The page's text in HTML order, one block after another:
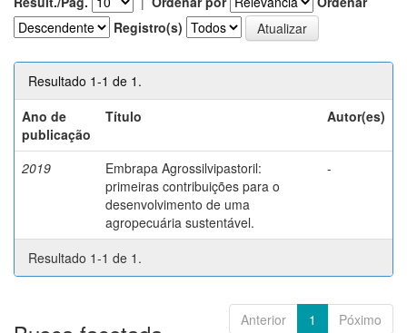
Registro(s)
Resultado 1-1 de 1.
Ano de
publicação
Título Autor(es)
2019
Embrapa Agrossilvipastoril:
primeiras contribuições para o
desenvolvimento de uma
agropecuária sustentável.
-
Resultado 1-1 de 1.
Anterior 1 Póximo